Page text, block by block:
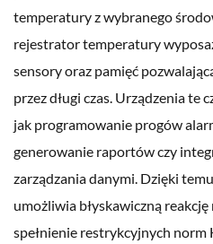
temperatury z wybranego
rejestrator temperatury
sensory oraz pamięć
przez długi czas. Urządzenia te
jak programowanie progów
generowanie raportów czy
zarządzania danymi. Dzięki
umożliwia błyskawiczną
spełnienie restrykcyjnych norm